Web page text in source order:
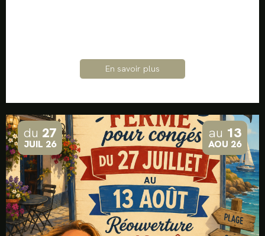
En savoir plus
du 27
JUIL 26
au 13
AOU 26